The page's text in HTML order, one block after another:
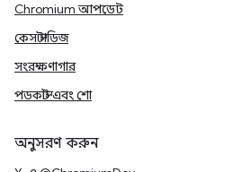
Chromium আপডেট
কেস স্টাডিজ
সংরক্ষণাগার
পডকাস্ট এবং শো
অনুসরণ করুন